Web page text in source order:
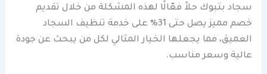
سجاد بتبوك حلاً فعّالًا لهذه المشكلة من خلال تقديم
خصم مميز يصل حتى 31% على خدمة تنظيف السجاد
العميق، مما يجعلها الخيار المثالي لكل من يبحث عن جودة
عالية وسعر مناسب.